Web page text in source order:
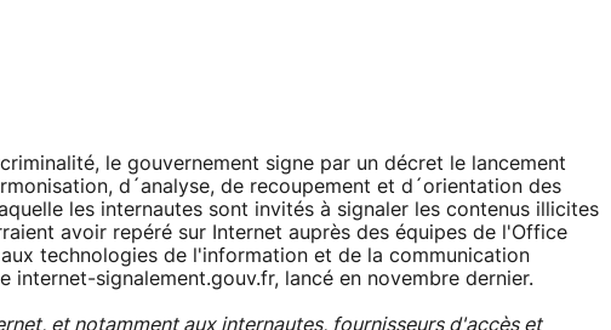
le gouvernement signe par un décret le lancement
d´analyse, de recoupement et d´orientation des
les internautes sont invités à signaler les contenus illicites
avoir repéré sur Internet auprès des équipes de l'Office
technologies de l'information et de la communication
internet-signalement.gouv.fr, lancé en novembre dernier.
et notamment aux internautes, fournisseurs d'accès et